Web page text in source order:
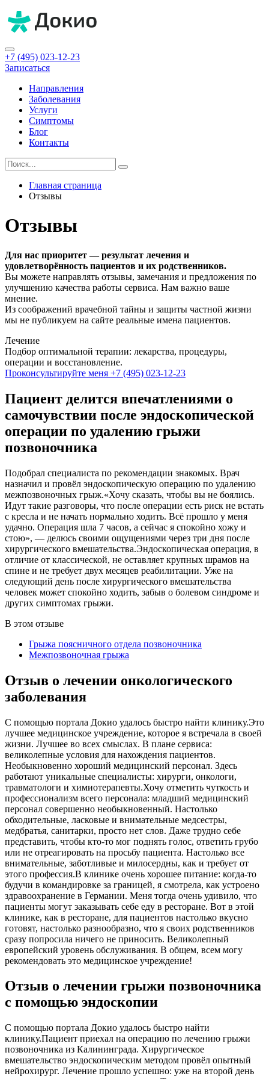
+7 (495) 023-12-23
Записаться
Направления
Заболевания
Услуги
Симптомы
Блог
Контакты
Главная страница
Отзывы
Отзывы
Для нас приоритет — результат лечения и
удовлетворённость пациентов и их родственников.
Вы можете направлять отзывы, замечания и предложения по
улучшению качества работы сервиса. Нам важно ваше
мнение.
Из соображений врачебной тайны и защиты частной жизни
мы не публикуем на сайте реальные имена пациентов.
Лечение
Подбор оптимальной терапии: лекарства, процедуры,
операции и восстановление.
Проконсультируйте меня +7 (495) 023-12-23
Пациент делится впечатлениями о
самочувствии после эндоскопической
операции по удалению грыжи
позвоночника
Подобрал специалиста по рекомендации знакомых. Врач
назначил и провёл эндоскопическую операцию по удалению
межпозвоночных грыж.«Хочу сказать, чтобы вы не боялись.
Идут такие разговоры, что после операции есть риск не встать
с кресла и не начать нормально ходить. Всё прошло у меня
удачно. Операция шла 7 часов, а сейчас я спокойно хожу и
стою», — делюсь своими ощущениями через три дня после
хирургического вмешательства.Эндоскопическая операция, в
отличие от классической, не оставляет крупных шрамов на
спине и не требует двух месяцев реабилитации. Уже на
следующий день после хирургического вмешательства
человек может спокойно ходить, забыв о болевом синдроме и
других симптомах грыжи.
В этом отзыве
Грыжа поясничного отдела позвоночника
Межпозвоночная грыжа
Отзыв о лечении онкологического
заболевания
С помощью портала Докио удалось быстро найти клинику.Это
лучшее медицинское учреждение, которое я встречала в своей
жизни. Лучшее во всех смыслах. В плане сервиса:
великолепные условия для нахождения пациентов.
Необыкновенно хороший медицинский персонал. Здесь
работают уникальные специалисты: хирурги, онкологи,
травматологи и химиотерапевты.Хочу отметить чуткость и
профессионализм всего персонала: младший медицинский
персонал совершенно необыкновенный. Настолько
обходительные, ласковые и внимательные медсестры,
медбратья, санитарки, просто нет слов. Даже трудно себе
представить, чтобы кто-то мог поднять голос, ответить грубо
или не отреагировать на просьбу пациента. Настолько все
внимательные, заботливые и милосердны, как и требует от
этого профессия.В клинике очень хорошее питание: когда-то
будучи в командировке за границей, я смотрела, как устроено
здравоохранение в Германии. Меня тогда очень удивило, что
пациенты могут заказывать себе еду в ресторане. Вот в этой
клинике, как в ресторане, для пациентов настолько вкусно
готовят, настолько разнообразно, что я своих родственников
сразу попросила ничего не приносить. Великолепный
европейский уровень обслуживания. В общем, всем могу
рекомендовать это медицинское учреждение!
Отзыв о лечении грыжи позвоночника
с помощью эндоскопии
С помощью портала Докио удалось быстро найти
клинику.Пациент приехал на операцию по лечению грыжи
позвоночника из Калининграда. Хирургическое
вмешательство эндоскопическим методом провёл опытный
нейрохирург. Лечение прошло успешно: уже на второй день